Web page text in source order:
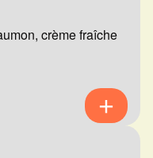
crème fraîche